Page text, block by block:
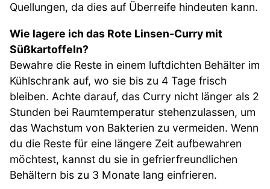
Quellungen, da dies auf Überreife hindeuten kann.
Wie lagere ich das Rote Linsen-Curry mit
Süßkartoffeln?
Bewahre die Reste in einem luftdichten Behälter im
Kühlschrank auf, wo sie bis zu 4 Tage frisch
bleiben. Achte darauf, das Curry nicht länger als 2
Stunden bei Raumtemperatur stehenzulassen, um
das Wachstum von Bakterien zu vermeiden. Wenn
du die Reste für eine längere Zeit aufbewahren
möchtest, kannst du sie in gefrierfreundlichen
Behältern bis zu 3 Monate lang einfrieren.